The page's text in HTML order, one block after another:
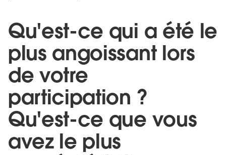
Qu'est-ce qui a été le
plus angoissant lors
de votre
participation ?
Qu'est-ce que vous
avez le plus